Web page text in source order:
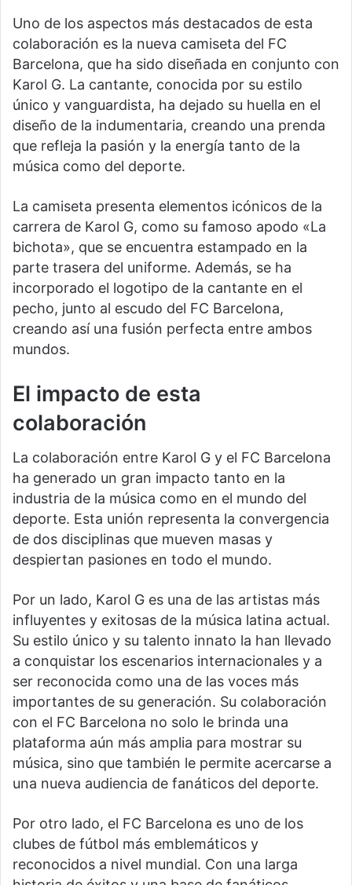
Uno de los aspectos más destacados de esta
colaboración es la nueva camiseta del FC
Barcelona, que ha sido diseñada en conjunto con
Karol G. La cantante, conocida por su estilo
único y vanguardista, ha dejado su huella en el
diseño de la indumentaria, creando una prenda
que refleja la pasión y la energía tanto de la
música como del deporte.
La camiseta presenta elementos icónicos de la
carrera de Karol G, como su famoso apodo «La
bichota», que se encuentra estampado en la
parte trasera del uniforme. Además, se ha
incorporado el logotipo de la cantante en el
pecho, junto al escudo del FC Barcelona,
creando así una fusión perfecta entre ambos
mundos.
El impacto de esta
colaboración
La colaboración entre Karol G y el FC Barcelona
ha generado un gran impacto tanto en la
industria de la música como en el mundo del
deporte. Esta unión representa la convergencia
de dos disciplinas que mueven masas y
despiertan pasiones en todo el mundo.
Por un lado, Karol G es una de las artistas más
influyentes y exitosas de la música latina actual.
Su estilo único y su talento innato la han llevado
a conquistar los escenarios internacionales y a
ser reconocida como una de las voces más
importantes de su generación. Su colaboración
con el FC Barcelona no solo le brinda una
plataforma aún más amplia para mostrar su
música, sino que también le permite acercarse a
una nueva audiencia de fanáticos del deporte.
Por otro lado, el FC Barcelona es uno de los
clubes de fútbol más emblemáticos y
reconocidos a nivel mundial. Con una larga